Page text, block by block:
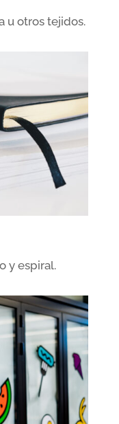
u otros tejidos.
y espiral.